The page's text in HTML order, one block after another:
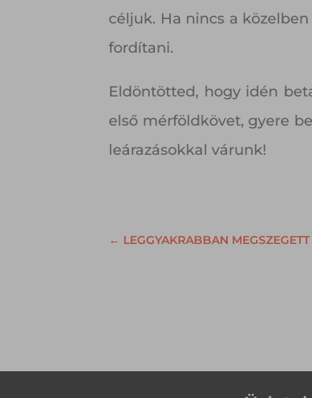
céljuk. Ha nincs a
fordítani.
Eldöntötted, hogy idén
első mérföldkövet, gyere
leárazásokkal várunk!
← LEGGYAKRABBAN